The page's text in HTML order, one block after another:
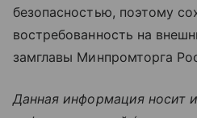
безопасностью, поэтому
востребованность на
замглавы Минпромторга
Данная информация носит